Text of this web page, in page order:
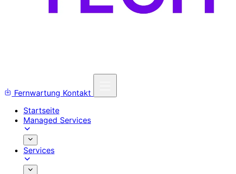
Fernwartung Kontakt
Startseite
Managed Services
Services